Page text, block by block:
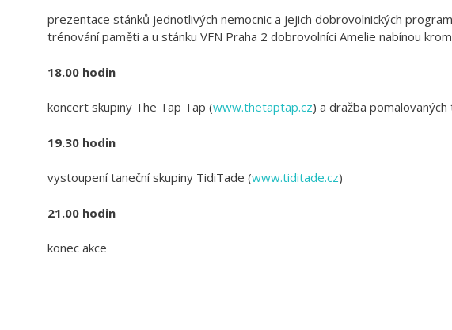
prezentace stánků jednotlivých nemocnic a jejich dobrovolnických
trénování paměti a u stánku VFN Praha 2 dobrovolníci Amelie nabínou
18.00 hodin
koncert skupiny The Tap Tap (www.thetaptap.cz) a dražba
19.30 hodin
vystoupení taneční skupiny TidiTade (www.tiditade.cz)
21.00 hodin
konec akce